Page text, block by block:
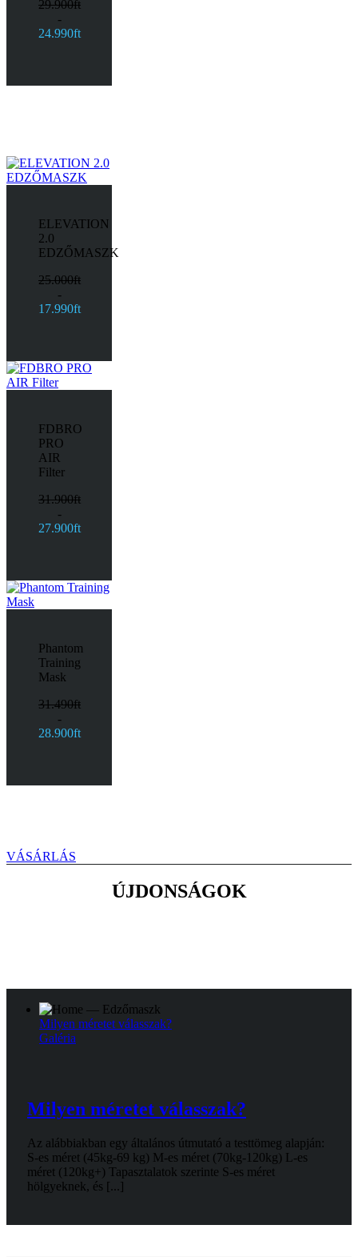
29.900ft
-
24.990ft
ELEVATION
2.0
EDZŐMASZK
25.000ft
-
17.990ft
FDBRO
PRO
AIR
Filter
31.900ft
-
27.900ft
Phantom
Training
Mask
31.490ft
-
28.900ft
VÁSÁRLÁS
ÚJDONSÁGOK
Milyen méretet válasszak?
Galéria
Milyen méretet válasszak?
Az alábbiakban egy általános útmutató a testtömeg alapján:
S-es méret (45kg-69 kg) M-es méret (70kg-120kg) L-es
méret (120kg+) Tapasztalatok szerinte S-es méret
hölgyeknek, és [...]